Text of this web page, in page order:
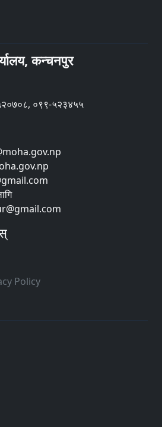
कन्चनपुर
०९९-५२३४५५
Policy